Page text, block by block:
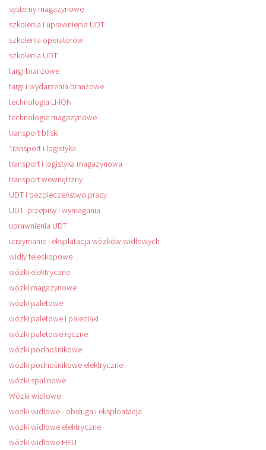
systemy magazynowe
szkolenia i uprawnienia UDT
szkolenia operatorów
szkolenia UDT
targi branżowe
targi i wydarzenia branżowe
technologia LI-ION
technologie magazynowe
transport bliski
Transport i logistyka
transport i logistyka magazynowa
transport wewnętrzny
UDT i bezpieczeństwo pracy
UDT- przepisy i wymagania
uprawnienia UDT
utrzymanie i eksplatacja wózków widłowych
widły teleskopowe
wózki elektryczne
wózki magazynowe
wózki paletowe
wózki paletowe i paleciaki
wózki paletowe ręczne
wózki podnośnikowe
wózki podnośnikowe elektryczne
wózki spalinowe
Wózki widłowe
wozki widłowe - obsługa i eksploatacja
wózki widłowe elektryczne
wózki widłowe HELI